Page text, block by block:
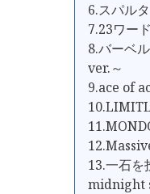
6.スパルタ
7.23ワード
8.バーベ
ver.～
9.ace of
13.一石を
midnight